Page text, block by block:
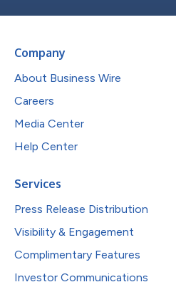
Company
About Business Wire
Careers
Media Center
Help Center
Services
Press Release Distribution
Visibility & Engagement
Complimentary Features
Investor Communications